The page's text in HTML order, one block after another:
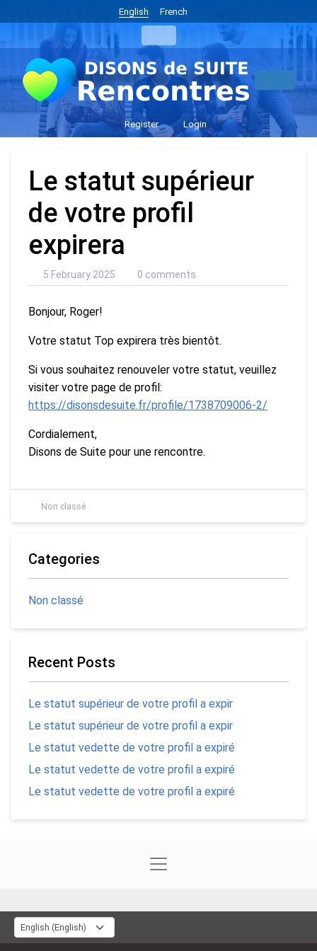
English French
Register Login
Le statut supérieur
de votre profil
expirera
5 February 2025 0 comments
Bonjour, Roger!
Votre statut Top expirera très bientôt.
Si vous souhaitez renouveler votre statut, veuillez
visiter votre page de profil:
https://disonsdesuite.fr/profile/1738709006-2/
Cordialement,
Disons de Suite pour une rencontre.
Non classé
Categories
Non classé
Recent Posts
Le statut supérieur de votre profil a expir
Le statut supérieur de votre profil a expir
Le statut vedette de votre profil a expiré
Le statut vedette de votre profil a expiré
Le statut vedette de votre profil a expiré